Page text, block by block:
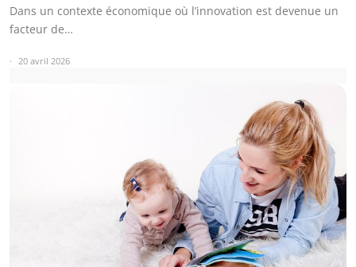
Dans un contexte économique où l’innovation est devenue un
facteur de…
20 avril 2026